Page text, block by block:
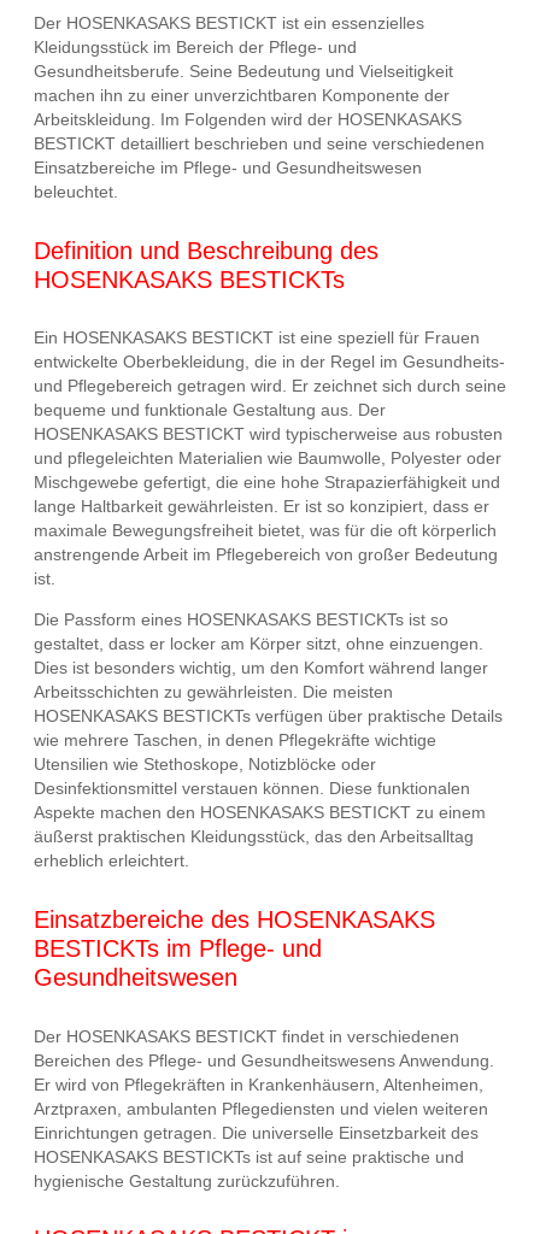
Der HOSENKASAKS BESTICKT ist ein essenzielles
Kleidungsstück im Bereich der Pflege- und
Gesundheitsberufe. Seine Bedeutung und Vielseitigkeit
machen ihn zu einer unverzichtbaren Komponente der
Arbeitskleidung. Im Folgenden wird der HOSENKASAKS
BESTICKT detailliert beschrieben und seine verschiedenen
Einsatzbereiche im Pflege- und Gesundheitswesen
beleuchtet.
Definition und Beschreibung des
HOSENKASAKS BESTICKTs
Ein HOSENKASAKS BESTICKT ist eine speziell für Frauen
entwickelte Oberbekleidung, die in der Regel im Gesundheits-
und Pflegebereich getragen wird. Er zeichnet sich durch seine
bequeme und funktionale Gestaltung aus. Der
HOSENKASAKS BESTICKT wird typischerweise aus robusten
und pflegeleichten Materialien wie Baumwolle, Polyester oder
Mischgewebe gefertigt, die eine hohe Strapazierfähigkeit und
lange Haltbarkeit gewährleisten. Er ist so konzipiert, dass er
maximale Bewegungsfreiheit bietet, was für die oft körperlich
anstrengende Arbeit im Pflegebereich von großer Bedeutung
ist.
Die Passform eines HOSENKASAKS BESTICKTs ist so
gestaltet, dass er locker am Körper sitzt, ohne einzuengen.
Dies ist besonders wichtig, um den Komfort während langer
Arbeitsschichten zu gewährleisten. Die meisten
HOSENKASAKS BESTICKTs verfügen über praktische Details
wie mehrere Taschen, in denen Pflegekräfte wichtige
Utensilien wie Stethoskope, Notizblöcke oder
Desinfektionsmittel verstauen können. Diese funktionalen
Aspekte machen den HOSENKASAKS BESTICKT zu einem
äußerst praktischen Kleidungsstück, das den Arbeitsalltag
erheblich erleichtert.
Einsatzbereiche des HOSENKASAKS
BESTICKTs im Pflege- und
Gesundheitswesen
Der HOSENKASAKS BESTICKT findet in verschiedenen
Bereichen des Pflege- und Gesundheitswesens Anwendung.
Er wird von Pflegekräften in Krankenhäusern, Altenheimen,
Arztpraxen, ambulanten Pflegediensten und vielen weiteren
Einrichtungen getragen. Die universelle Einsetzbarkeit des
HOSENKASAKS BESTICKTs ist auf seine praktische und
hygienische Gestaltung zurückzuführen.